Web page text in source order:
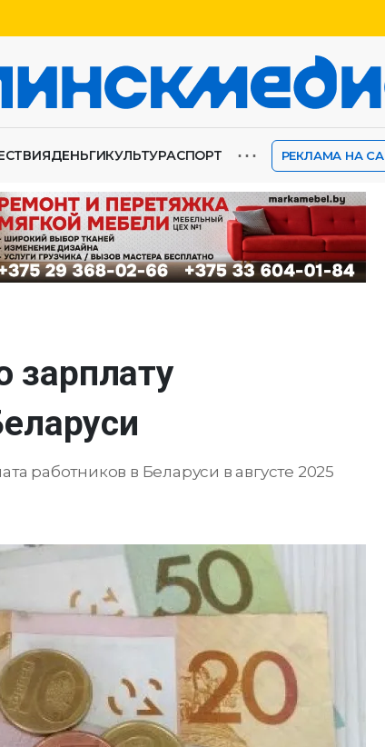
ДЕНЬГИКУЛЬТУРАСПОРТ ⋯ РЕКЛАМА НА
зарплату
работников в Беларуси в августе 2025